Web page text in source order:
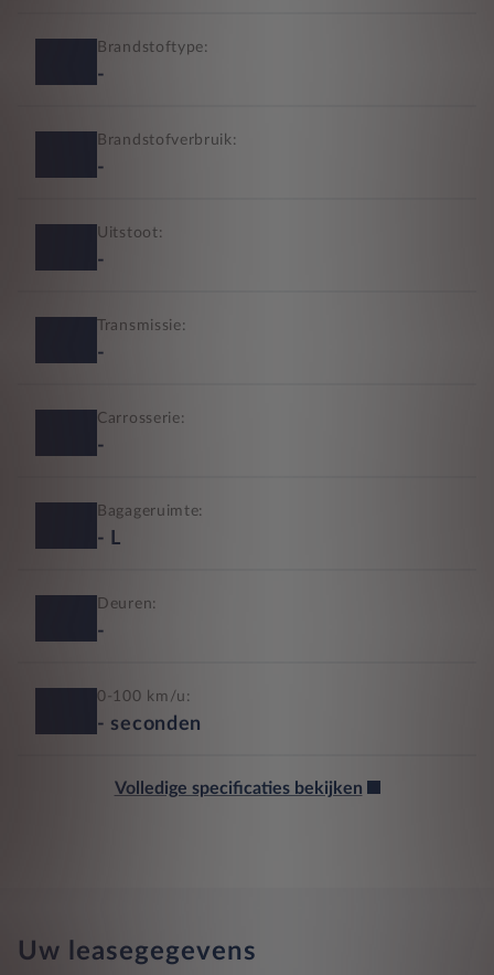
Brandstoftype:
-
Brandstofverbruik:
-
Uitstoot:
-
Transmissie:
-
Carrosserie:
-
Bagageruimte:
- L
Deuren:
-
0-100 km/u:
- seconden
Volledige specificaties bekijken
Uw leasegegevens